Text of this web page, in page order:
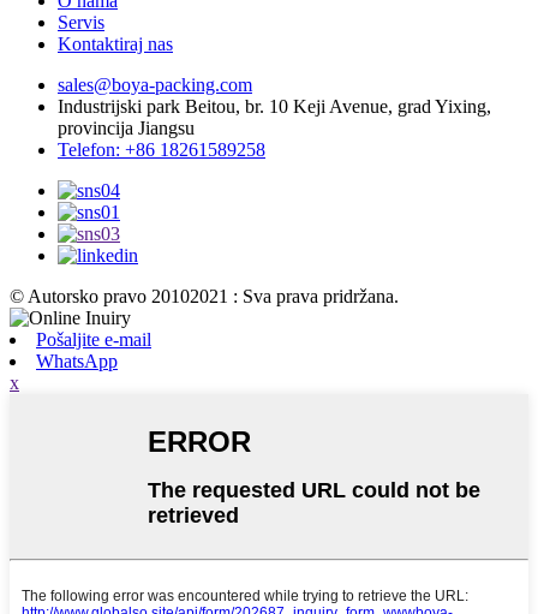
Servis
Kontaktiraj nas
sales@boya-packing.com
Industrijski park Beitou, br. 10 Keji Avenue, grad Yixing,
provincija Jiangsu
Telefon: +86 18261589258
© Autorsko pravo 20102021 : Sva prava pridržana.
Pošaljite e-mail
WhatsApp
x